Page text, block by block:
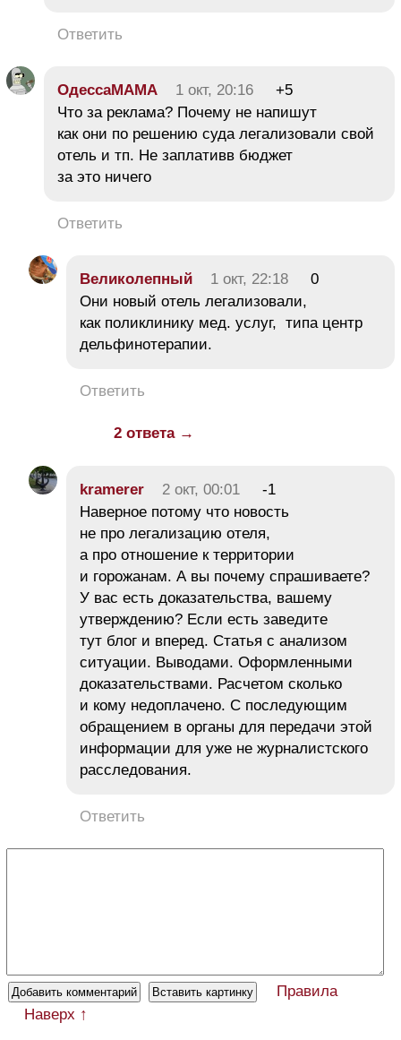
Ответить
ОдессаМАМА 1 окт, 20:16
+5
Что за реклама? Почему не напишут
как они по решению суда легализовали свой
отель и тп. Не заплативв бюджет
за это ничего
Ответить
Великолепный 1 окт, 22:18
0
Они новый отель легализовали,
как поликлинику мед. услуг, типа центр
дельфинотерапии.
Ответить
2 ответа →
kramerer 2 окт, 00:01
-1
Наверное потому что новость
не про легализацию отеля,
а про отношение к территории
и горожанам. А вы почему спрашиваете?
У вас есть доказательства, вашему
утверждению? Если есть заведите
тут блог и вперед. Статья с анализом
ситуации. Выводами. Оформленными
доказательствами. Расчетом сколько
и кому недоплачено. С последующим
обращением в органы для передачи этой
информации для уже не журналистского
расследования.
Ответить
Правила
Наверх ↑